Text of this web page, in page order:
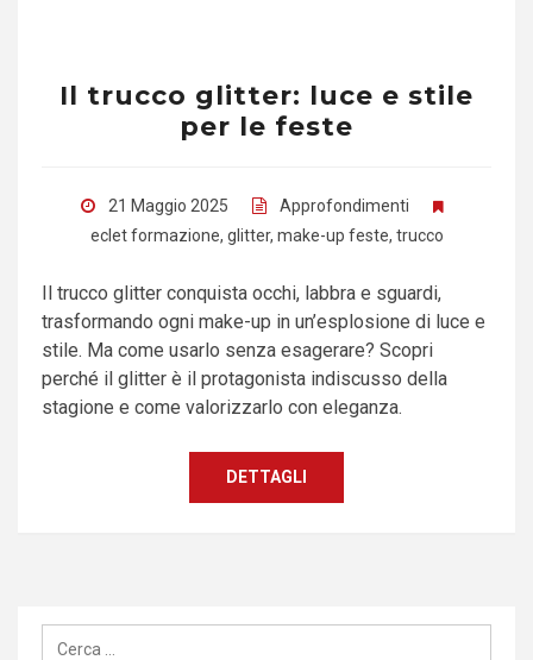
Il trucco glitter: luce e stile
per le feste
21 Maggio 2025
Approfondimenti
eclet formazione, glitter, make-up feste, trucco
Il trucco glitter conquista occhi, labbra e sguardi,
trasformando ogni make-up in un’esplosione di luce e
stile. Ma come usarlo senza esagerare? Scopri
perché il glitter è il protagonista indiscusso della
stagione e come valorizzarlo con eleganza.
DETTAGLI
Ricerca